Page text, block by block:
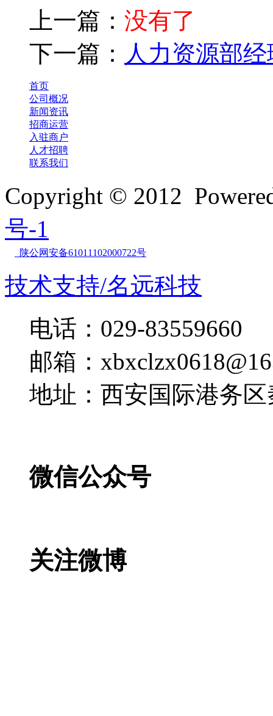
上一篇： 没有了
下一篇： 人力资源部经
首页
公司概况
新闻资讯
招商运营
入驻商户
人才招聘
联系我们
Copyright © 2012
号-1
陕公网安备61011102000722号
技术支持/名远科技
电话：029-83559660
邮箱：
地址：西安国际港务
微信公众号
关注微博